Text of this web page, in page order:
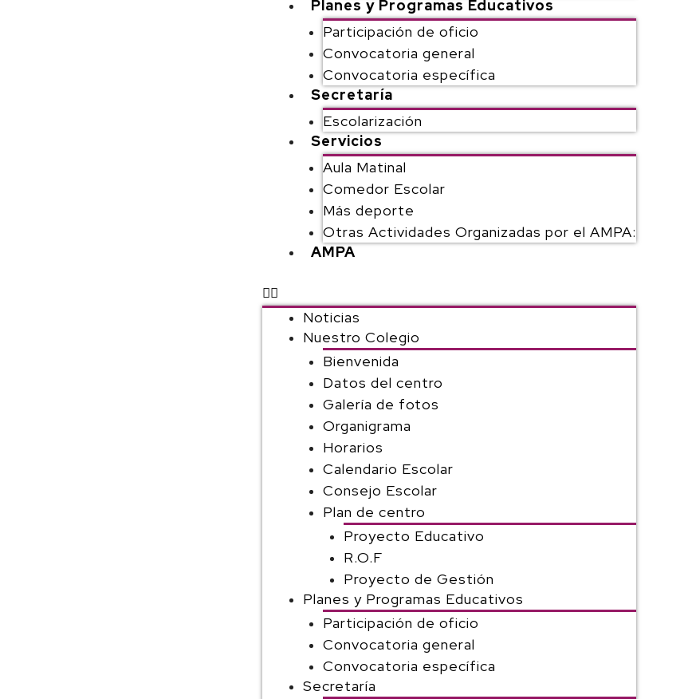
Planes y Programas Educativos
Participación de oficio
Convocatoria general
Convocatoria específica
Secretaría
Escolarización
Servicios
Aula Matinal
Comedor Escolar
Más deporte
Otras Actividades Organizadas por el AMPA:
AMPA
Noticias
Nuestro Colegio
Bienvenida
Datos del centro
Galería de fotos
Organigrama
Horarios
Calendario Escolar
Consejo Escolar
Plan de centro
Proyecto Educativo
R.O.F
Proyecto de Gestión
Planes y Programas Educativos
Participación de oficio
Convocatoria general
Convocatoria específica
Secretaría